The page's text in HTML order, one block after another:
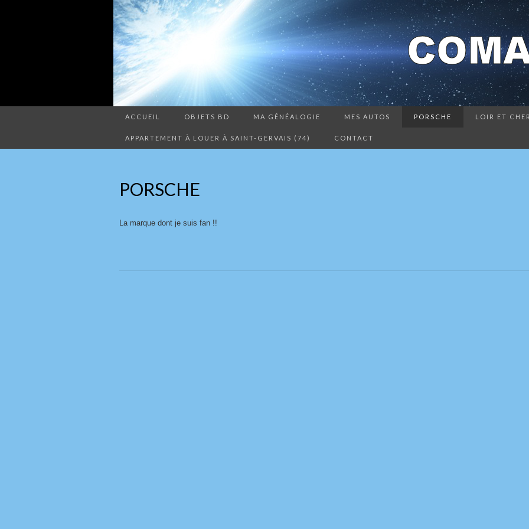
ACCUEIL OBJETS BD MA GÉNÉALOGIE MES AUTOS PORSCHE LOIR ET
APPARTEMENT À LOUER À SAINT-GERVAIS (74) CONTACT
PORSCHE
La marque dont je suis fan !!